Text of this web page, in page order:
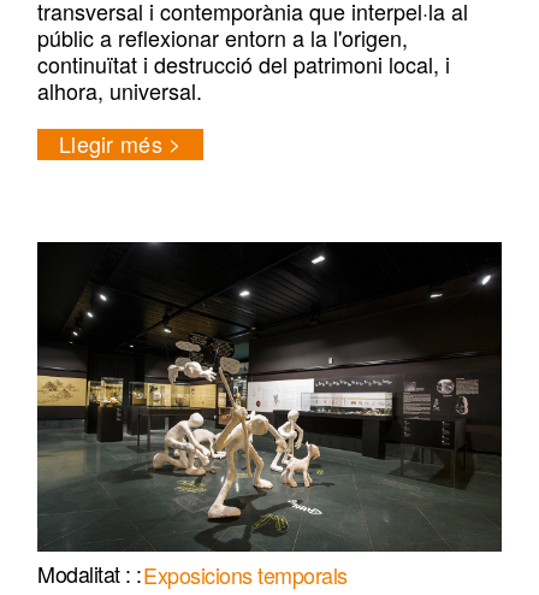
transversal i contemporània que interpel·la al
públic a reflexionar entorn a la l'origen,
continuïtat i destrucció del patrimoni local, i
alhora, universal.
Llegir més
Exposicions temporals